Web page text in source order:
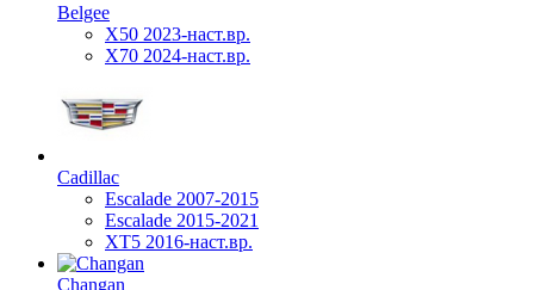
Belgee
X50 2023-наст.вр.
X70 2024-наст.вр.
Cadillac
Escalade 2007-2015
Escalade 2015-2021
XT5 2016-наст.вр.
Changan